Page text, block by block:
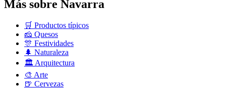
Más sobre Navarra
🛒 Productos típicos
🧀 Quesos
🎊 Festividades
🌲 Naturaleza
🏛️ Arquitectura
🎨 Arte
🍺 Cervezas